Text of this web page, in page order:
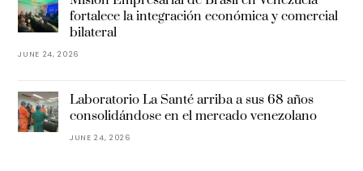
fortalece la integración económica y comercial
bilateral
JUNE 24, 2026
Laboratorio La Santé arriba a sus 68 años
consolidándose en el mercado venezolano
JUNE 24, 2026